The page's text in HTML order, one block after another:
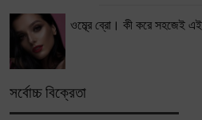
ওম্ব্রে ব্রো। কী করে সহজেই এই
সর্বোচ্চ বিক্রেতা